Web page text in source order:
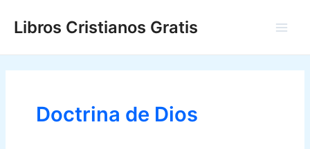
Libros Cristianos Gratis
Doctrina de Dios